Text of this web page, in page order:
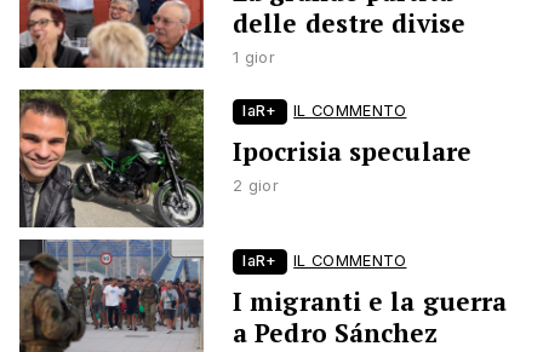
delle destre divise
1 gior
laR+ IL COMMENTO
Ipocrisia speculare
2 gior
laR+ IL COMMENTO
I migranti e la guerra
a Pedro Sánchez